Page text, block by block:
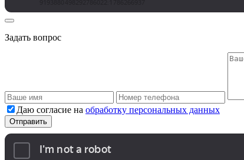
Задать вопрос
Даю согласие на обработку персональных данных